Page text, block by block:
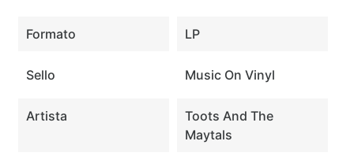
Formato LP
Sello Music On Vinyl
Artista
Toots And The
Maytals